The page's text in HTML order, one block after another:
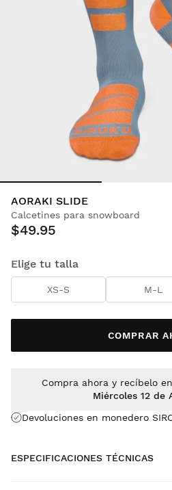
AORAKI SLIDE
Calcetines para snowboard
$49.95
Elige tu talla
XS-S M-L
COMPRAR
Devoluciones en monedero
Compra ahora y recíbelo
Miércoles 12 de
ESPECIFICACIONES TÉCNICAS